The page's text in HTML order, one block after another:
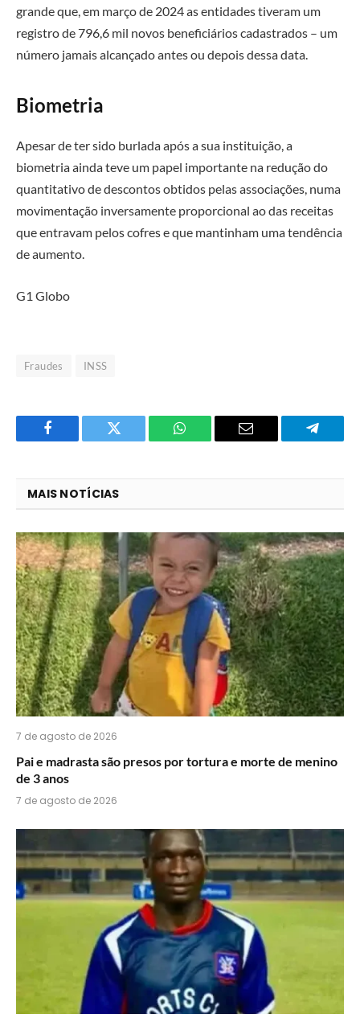
grande que, em março de 2024 as entidades tiveram um
registro de 796,6 mil novos beneficiários cadastrados – um
número jamais alcançado antes ou depois dessa data.
Biometria
Apesar de ter sido burlada após a sua instituição, a
biometria ainda teve um papel importante na redução do
quantitativo de descontos obtidos pelas associações, numa
movimentação inversamente proporcional ao das receitas
que entravam pelos cofres e que mantinham uma tendência
de aumento.
G1 Globo
Fraudes INSS
Facebook Twitter
O
do
WhatsApp?
E-
MAIS NOTÍCIAS
7 de agosto de 2026
Pai e madrasta são presos por tortura e morte de menino
de 3 anos
7 de agosto de 2026